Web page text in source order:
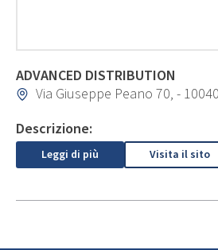
ADVANCED DISTRIBUTION
Via Giuseppe Peano 70, -
Descrizione:
Leggi di più Visita il sito